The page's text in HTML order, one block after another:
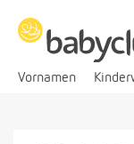
Vornamen